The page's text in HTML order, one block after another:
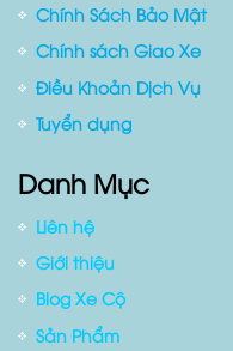
Chính Sách Bảo Mật
Chính sách Giao Xe
Điều Khoản Dịch Vụ
Tuyển dụng
Danh Mục
Liên hệ
Giới thiệu
Blog Xe Cộ
Sản Phẩm